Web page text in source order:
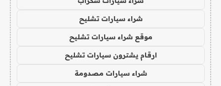
شراء سيارات تشليح
موقع شراء سيارات تشليح
ارقام يشترون سيارات تشليح
شراء سيارات مصدومة